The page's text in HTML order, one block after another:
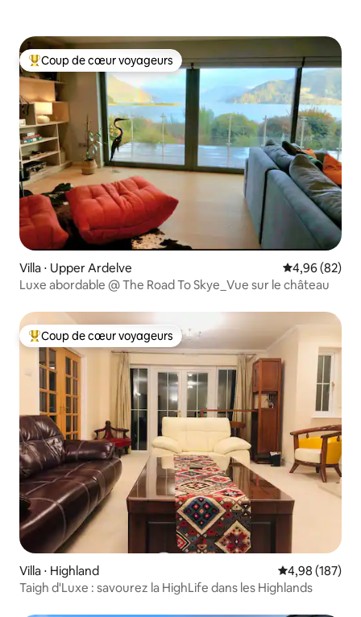
Coups de cœur voyageurs les plus appréciés
Coup de cœur voyageurs
Villa ⋅ Upper Ardelve Évaluation
4,96 (82)
Luxe abordable @ The Road To Skye_Vue sur le château
Coups de cœur voyageurs les plus appréciés
Coup de cœur voyageurs
Villa ⋅ Highland Évaluation
4,98 (187)
Taigh d'Luxe : savourez la HighLife dans les Highlands